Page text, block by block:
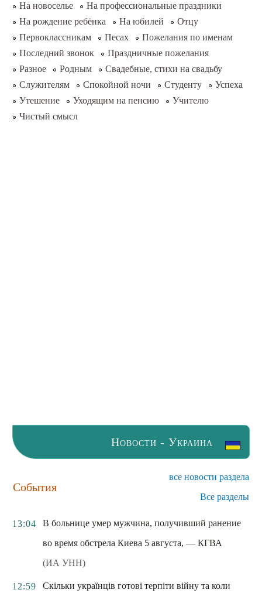
На новоселье
На профессиональные праздники
На рождение ребёнка
На юбилей
Отцу
Первоклассникам
Песах
Пожелания по именам
Последний звонок
Праздничные пожелания
Разное
Родным
Свадебные, стихи на свадьбу
Служителям
Спокойной ночи Студенту
Успеха
Утешение
Уходящим на пенсию
Учителю
Чистый смысл
Новости - Украина
События
все новости раздела
Все разделы
13:04
В больнице умер мужчина, получивший ранение
во время обстрела Киева 5 августа, — КГВА
(ИА УНН)
12:59 Скільки українців готові терпіти війну та коли